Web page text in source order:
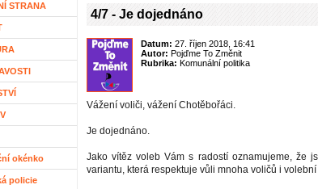
STRANA
okénko
policie
4/7 - Je dojednáno
Datum: 27. říjen 2018, 16:41
Autor: Pojďme To Změnit
Rubrika: Komunální politika
Vážení voliči, vážení Chotěbořáci.
Je dojednáno.
Jako vítěz voleb Vám s radostí oznamujeme, že
variantu, která respektuje vůli mnoha voličů i volební